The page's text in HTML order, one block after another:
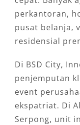
perkantoran,
pusat belanja,
residensial
Di BSD City,
penjemputan
event
ekspatriat. Di
Serpong, unit